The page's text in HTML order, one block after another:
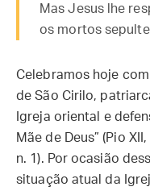
Mas Jesus lhe
os mortos
Celebramos hoje
de São Cirilo,
Igreja oriental e
Mãe de Deus” (Pio
n. 1). Por ocasião
situação atual da